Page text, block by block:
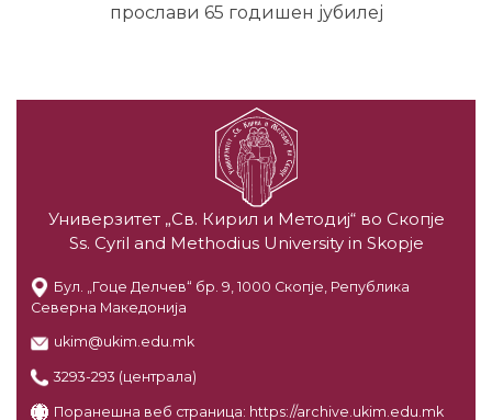
прослави 65 годишен јубилеј
Универзитет „Св. Кирил и Методиј“ во Скопје
Ss. Cyril and Methodius University in Skopje
Бул. „Гоце Делчев“ бр. 9, 1000 Скопје, Република
Северна Македонија
ukim@ukim.edu.mk
3293-293 (централа)
Поранешна веб страница: https://archive.ukim.edu.mk